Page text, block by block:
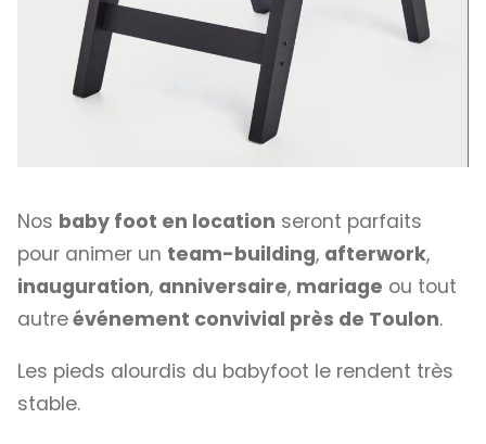
Nos baby foot en location seront parfaits
pour animer un team-building, afterwork,
inauguration, anniversaire, mariage ou tout
autreévénement convivial près de Toulon.
Les pieds alourdis du babyfoot le rendent très
stable.